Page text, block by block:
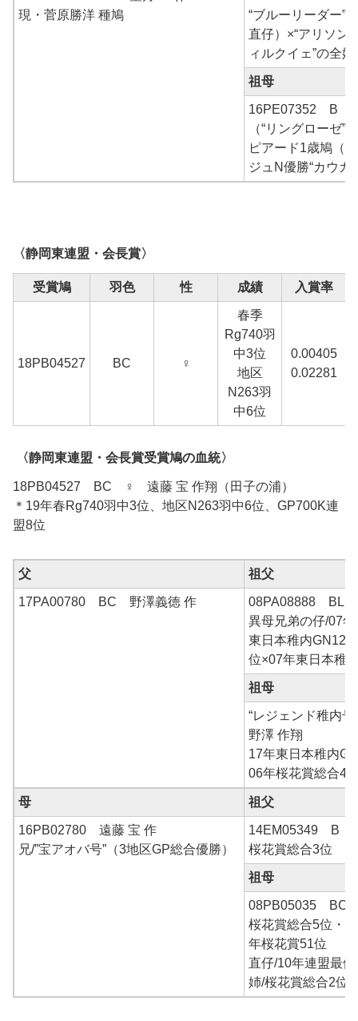
現・菅原勝洋 種鳩
“ブルーリーダー”
直仔）×“アリソン”
ィルクイェ”の全妹
祖母
16PE07352 B
（“リングローゼ”
ピアード1歳鳩（
ジュN優勝“カウガ
〈静岡東連盟・会長賞〉
受賞鳩 羽色 性 成績 入賞率
18PB04527 BC ♀
春季
Rg740羽
中3位
地区
N263羽
中6位
0.00405
0.02281
〈静岡東連盟・会長賞受賞鳩の血統〉
18PB04527 BC ♀ 遠藤 宝 作翔（田子の浦）
＊19年春Rg740羽中3位、地区N263羽中6位、GP700K連
盟8位
父 祖父
17PA00780 BC 野澤義徳 作
08PA08888
異母兄弟の仔/07
東日本稚内
位×07年東日本稚
祖母
“レジェンド稚内
野澤 作翔
17年東日本稚内
06年桜花賞総合4
母 祖父
16PB02780 遠藤 宝 作
兄/”宝アオバ号”（3地区GP総合優勝）
14EM05349 B
桜花賞総合3位
祖母
08PB05035
桜花賞総合5位・
年桜花賞51位
直仔/10年連盟最
姉/桜花賞総合2位